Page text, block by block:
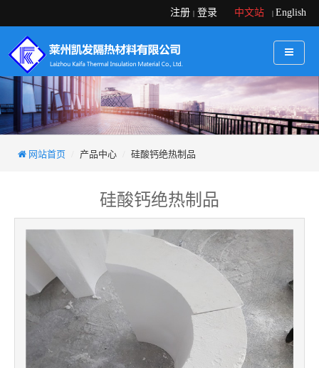
注册 | 登录 中文站 | English
网站首页 产品中心 硅酸钙绝热制品
硅酸钙绝热制品